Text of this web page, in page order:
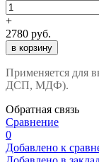
+
2780 руб.
Применяется для
ДСП, МДФ).
Обратная связь
Сравнение
0
Добавлено к